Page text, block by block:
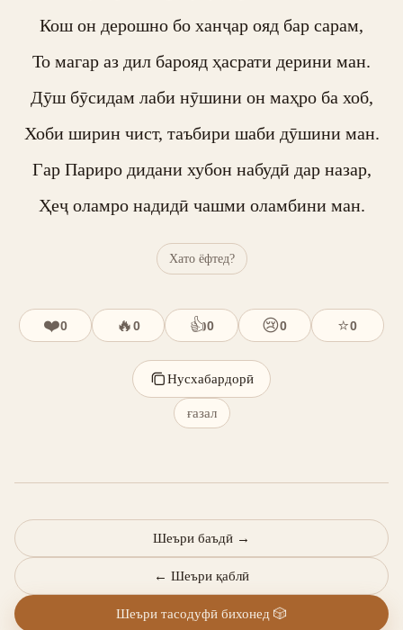
Кош он дерошно бо ханҷар ояд бар сарам,
То магар аз дил барояд ҳасрати дерини ман.
Дӯш бӯсидам лаби нӯшини он маҳро ба хоб,
Хоби ширин чист, таъбири шаби дӯшини ман.
Гар Париро дидани хубон набудӣ дар назар,
Ҳеҷ оламро надидӣ чашми оламбини ман.
Хато ёфтед?
❤️0 🔥0 👍0 😢0 ⭐0
Нусхабардорӣ
ғазал
← Шеъри қаблӣ
Шеъри баъдӣ →
Шеъри тасодуфӣ бихонед 🎲